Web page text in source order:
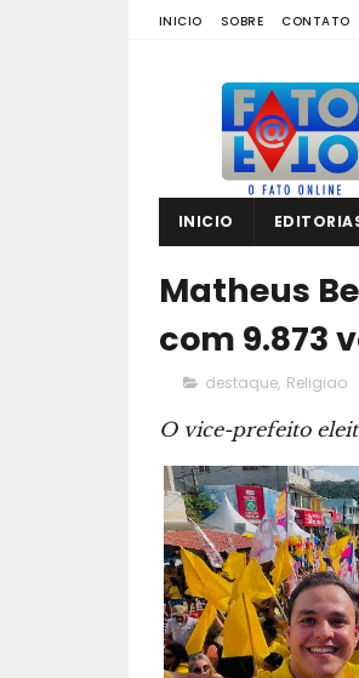
INICIO SOBRE CONTATO
INICIO
Matheus
com 9.873
destaque, Religiao
O vice-prefeito